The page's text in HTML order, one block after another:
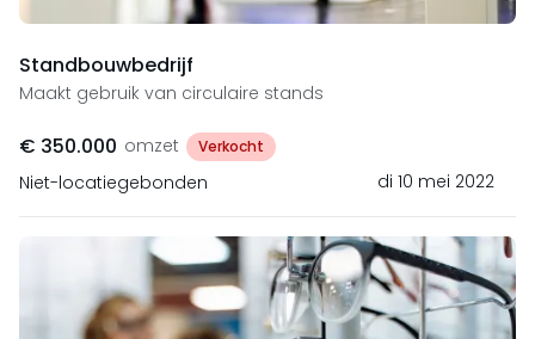
Standbouwbedrijf
Maakt gebruik van circulaire stands
€ 350.000 omzet Verkocht
Niet-locatiegebonden di 10 mei 2022